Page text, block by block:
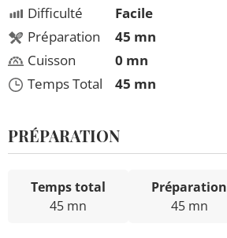
Difficulté
Préparation
Cuisson
Temps Total
Facile
45 mn
0 mn
45 mn
PRÉPARATION
Temps total
45 mn
Préparation
45 mn